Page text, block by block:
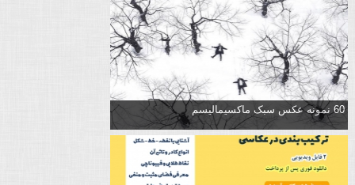
60 نمونه عکس سبک ماکسیمالیسم